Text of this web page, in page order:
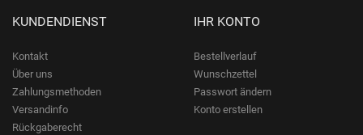
KUNDENDIENST
Kontakt
Über uns
Zahlungsmethoden
Versandinfo
Rückgaberecht
IHR KONTO
Bestellverlauf
Wunschzettel
Passwort ändern
Konto erstellen